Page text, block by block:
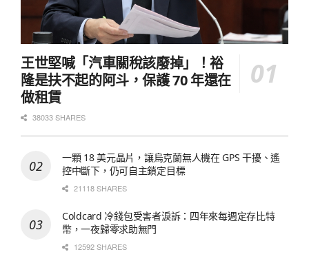
王世堅喊「汽車關稅該廢掉」！裕
隆是扶不起的阿斗，保護 70 年還在
做租賃
38033 SHARES
一顆 18 美元晶片，讓烏克蘭無人機在 GPS 干擾、遙
控中斷下，仍可自主鎖定目標
21118 SHARES
Coldcard 冷錢包受害者淚訴：四年來每週定存比特
幣，一夜歸零求助無門
12592 SHARES